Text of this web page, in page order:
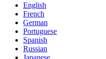
English
French
German
Portuguese
Spanish
Russian
Japanese